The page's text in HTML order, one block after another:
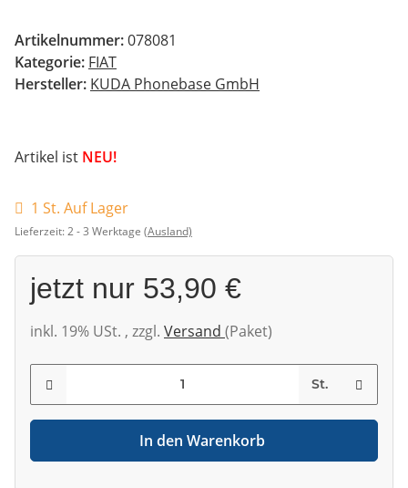
Artikelnummer:078081
Kategorie: FIAT
Hersteller: KUDA Phonebase GmbH
Artikel ist NEU!
1 St. Auf Lager
Lieferzeit:2 - 3 Werktage (Ausland)
jetzt nur 53,90 €
inkl. 19% USt. , zzgl. Versand (Paket)
St.
In den Warenkorb